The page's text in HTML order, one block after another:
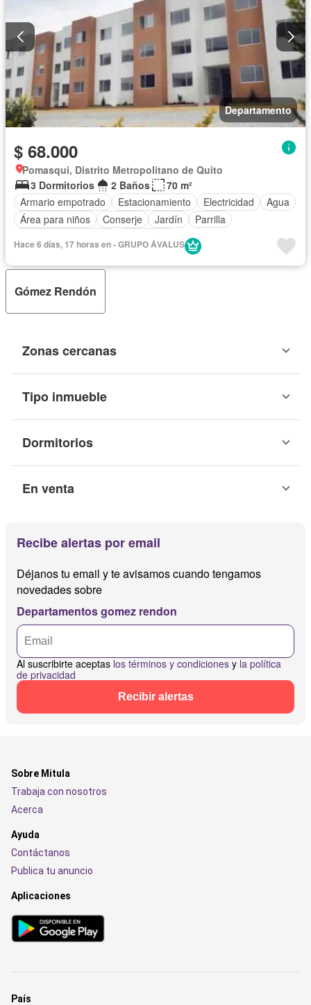
Departamento
$ 68.000
Pomasqui, Distrito Metropolitano de Quito
3 Dormitorios
2 Baños
70 m²
Armario empotrado
Estacionamiento Electricidad
Agua
Área para niños
Conserje Jardín
Parrilla
Seguridad
Hace 6 días, 17 horas en - GRUPO ÁVALUS
Gómez Rendón
Zonas cercanas
Tipo inmueble
Dormitorios
En venta
Recibe alertas por email
Déjanos tu email y te avisamos cuando tengamos
novedades sobre
Departamentos gomez rendon
Al suscribirte aceptas los términos y condiciones y la política
de privacidad
Recibir alertas
Sobre Mitula
Trabaja con nosotros
Acerca
Ayuda
Contáctanos
Publica tu anuncio
Aplicaciones
País